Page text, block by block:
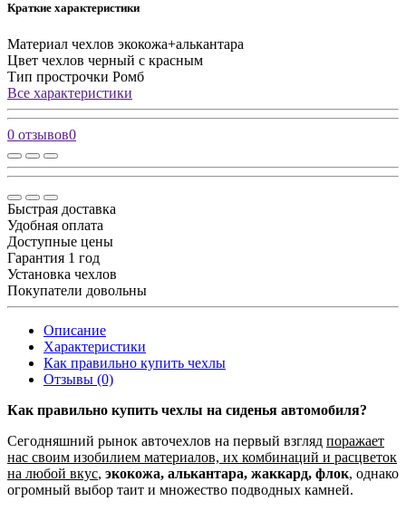
Краткие характеристики
Материал чехлов экокожа+алькантара
Цвет чехлов черный с красным
Тип прострочки Ромб
Все характеристики
0 отзывов0
Быстрая доставка
Удобная оплата
Доступные цены
Гарантия 1 год
Установка чехлов
Покупатели довольны
Описание
Характеристики
Как правильно купить чехлы
Отзывы (0)
Как правильно купить чехлы на сиденья автомобиля?
Сегодняшний рынок авточехлов на первый взгляд поражает
нас своим изобилием материалов, их комбинаций и расцветок
на любой вкус, экокожа, алькантара, жаккард, флок, однако
огромный выбор таит и множество подводных камней.